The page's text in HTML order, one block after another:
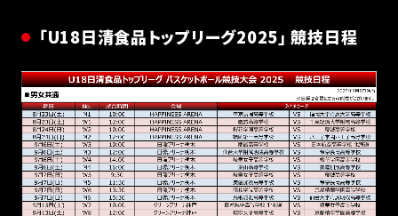
「U18日清食品トップリーグ2025｣ 競技日程